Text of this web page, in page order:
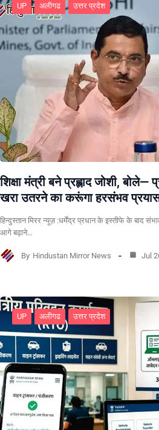
UP अलीगढ उत्तर प्रदेश
शिक्षा मंत्री बने प्रह्लाद जोशी, बोले—
खरा उतरने का करूंगा हरसंभव
हिन्दुस्तान मिरर न्यूज़ :धर्मेंद्र प्रधान के इस्तीफे के बाद
आगे बढ़ाने…
By Hindustan Mirror News Jul
UP अलीगढ उत्तर प्रदेश